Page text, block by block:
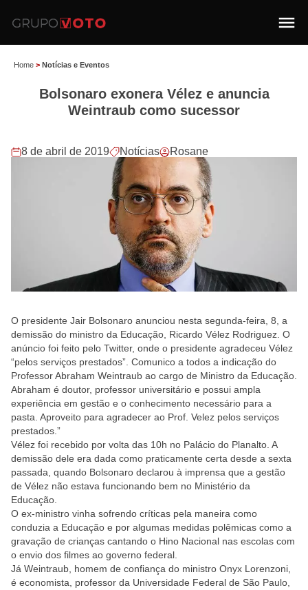
Home > Notícias e Eventos
Bolsonaro exonera Vélez e anuncia
Weintraub como sucessor
8 de abril de 2019 Notícias Rosane
O presidente Jair Bolsonaro anunciou nesta segunda-feira, 8, a
demissão do ministro da Educação, Ricardo Vélez Rodriguez. O
anúncio foi feito pelo Twitter, onde o presidente agradeceu Vélez
“pelos serviços prestados”. Comunico a todos a indicação do
Professor Abraham Weintraub ao cargo de Ministro da Educação.
Abraham é doutor, professor universitário e possui ampla
experiência em gestão e o conhecimento necessário para a
pasta. Aproveito para agradecer ao Prof. Velez pelos serviços
prestados.”
Vélez foi recebido por volta das 10h no Palácio do Planalto. A
demissão dele era dada como praticamente certa desde a sexta
passada, quando Bolsonaro declarou à imprensa que a gestão
de Vélez não estava funcionando bem no Ministério da
Educação.
O ex-ministro vinha sofrendo críticas pela maneira como
conduzia a Educação e por algumas medidas polêmicas como a
gravação de crianças cantando o Hino Nacional nas escolas com
o envio dos filmes ao governo federal.
Já Weintraub, homem de confiança do ministro Onyx Lorenzoni,
é economista, professor da Universidade Federal de São Paulo,